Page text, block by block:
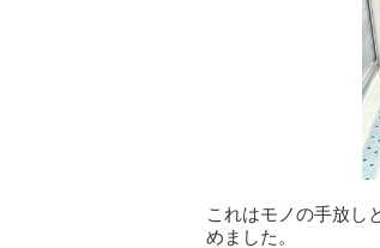
これはモノの手放し
めました。